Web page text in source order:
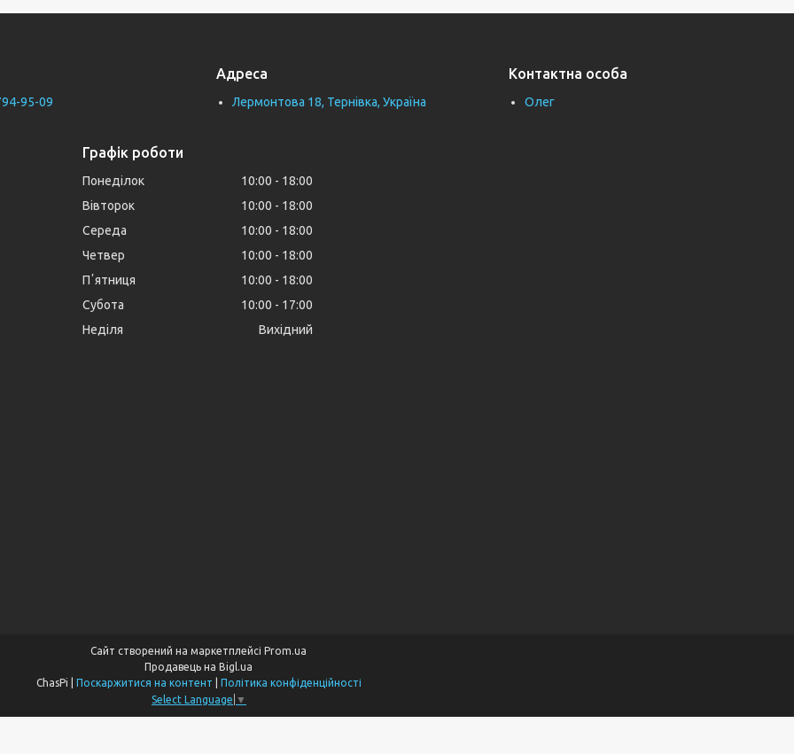
95-09
Адреса
Лермонтова 18, Тернівка, Україна
Контактна особа
Олег
Графік роботи
Понеділок 10:00
18:00
Вівторок
10:00
18:00
Середа
10:00
18:00
Четвер
10:00
18:00
Пʼятниця
10:00
18:00
Субота
10:00
17:00
Неділя
Вихідний
Сайт створений на маркетплейсі Prom.ua
Продавець на Bigl.ua
Поскаржитися на контент
Політика конфіденційності
Select Language ▼